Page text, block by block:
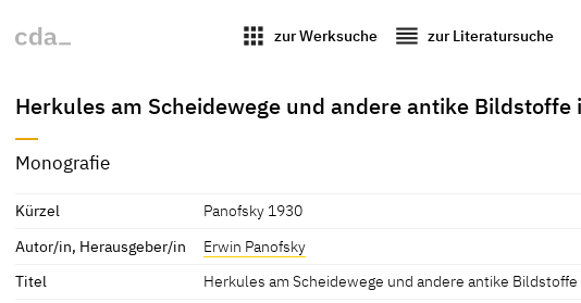
apps zur Werksuche reorder zur Literatursuche
Herkules am Scheidewege und andere antike
Monografie
Kürzel
Panofsky 1930
Autor/in, Herausgeber/in
Erwin Panofsky
Titel
Herkules am Scheidewege und andere antike